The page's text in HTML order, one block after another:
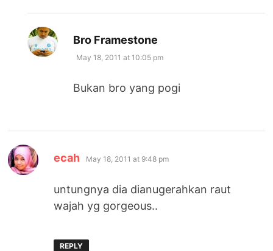
Bro Framestone
May 18, 2011 at 10:05 pm
Bukan bro yang pogi
ecah says:
May 18, 2011 at 9:48 pm
untungnya dia dianugerahkan raut
wajah yg gorgeous..
REPLY